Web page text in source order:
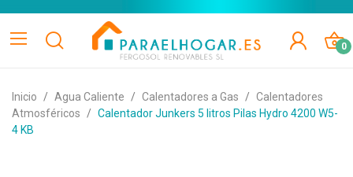
0
Inicio Agua Caliente Calentadores a Gas
Calentadores
Atmosféricos
Calentador Junkers 5 litros Pilas Hydro 4200 W5-
4 KB